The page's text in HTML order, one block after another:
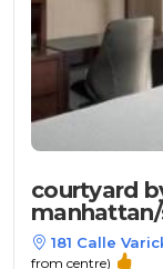
courtyard
181 Calle
from centre)